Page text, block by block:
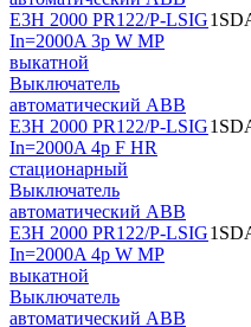
E3H 2000 PR122/P-LSIG
In=2000A 3p W MP
выкатной
Выключатель
автоматический ABB
E3H 2000 PR122/P-LSIG
In=2000A 4p F HR
стационарный
Выключатель
автоматический ABB
E3H 2000 PR122/P-LSIG
In=2000A 4p W MP
выкатной
Выключатель
автоматический ABB